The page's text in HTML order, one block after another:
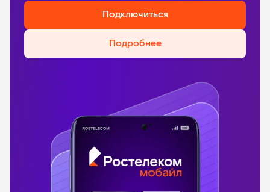
Подключиться
Подробнее